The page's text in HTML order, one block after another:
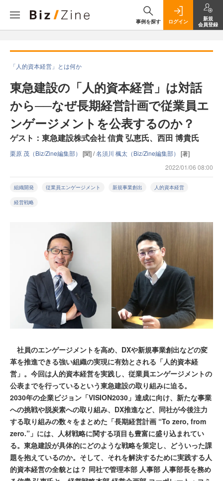
事例を探す ログイン
新規
会員登録
「人的資本経営」とは何か
東急建設の「人的資本経営」は対話
から──なぜ長期経営計画で従業員エ
ンゲージメントを公表するのか？
ゲスト：東急建設株式会社 信貴 弘恵氏、西田 博貴氏
栗原 茂（Biz/Zine編集部） [聞] /名須川 楓太（Biz/Zine編集部） [著]
2022/01/06 08:00
組織開発 従業員エンゲージメント 新規事業創出 人的資本経営
経営戦略
社員のエンゲージメントを高め、DXや新規事業創出などの変
革を推進できる強い組織の実現に有効とされる「人的資本経
営」。今回は人的資本経営を実践し、従業員エンゲージメントの
公表までを行っているという東急建設の取り組みに迫る。
2030年の企業ビジョン「VISION2030」達成に向け、新たな事業
への挑戦や脱炭素への取り組み、DX推進など、同社が今後注力
する取り組みの数々をまとめた「長期経営計画 “To zero, from
zero.”」には、人材戦略に関する項目も豊富に盛り込まれてい
る。東急建設が具体的にどのような戦略を策定し、どういった課
題を抱えているのか。そして、それを解決するために実践する人
的資本経営の全貌とは？ 同社で管理本部 人事部 人事部長を務め